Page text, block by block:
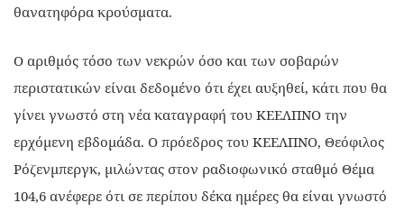
θανατηφόρα κρούσματα.
Ο αριθμός τόσο των νεκρών όσο και των σοβαρών
περιστατικών είναι δεδομένο ότι έχει αυξηθεί, κάτι που θα
γίνει γνωστό στη νέα καταγραφή του ΚΕΕΛΠΝΟ την
ερχόμενη εβδομάδα. Ο πρόεδρος του ΚΕΕΛΠΝΟ, Θεόφιλος
Ρόζενμπεργκ, μιλώντας στον ραδιοφωνικό σταθμό Θέμα
104,6 ανέφερε ότι σε περίπου δέκα ημέρες θα είναι γνωστό